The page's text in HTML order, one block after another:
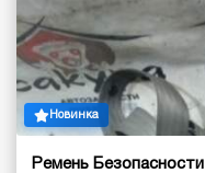
Новинка
Ремень Безопасности